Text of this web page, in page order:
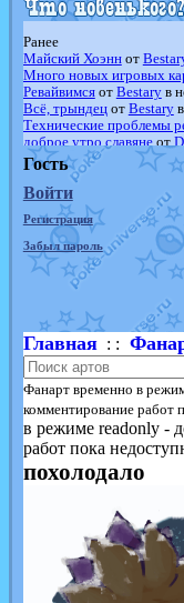
Ранее
Майский Хоэннот
Много новых игровых
Ревайвимсяот Bestaryв
Всё, трындецот Bestaryв
Технические проблемы
доброе утро славянеот
Йолда и Мимикьюот
Недовольный котомангуст
The Dark Wishmaker
от
шадоу спиритомб
от
траббишотilovearceusв
Raging BoltотGraceDaFox
Shadow mismagiusот
художникот vicavicaв
Гость
Войти
Регистрация
Забыл пароль
Главная: :
Фанарт временно в
комментирование работ
в режиме readonly -
работ пока
похолодало